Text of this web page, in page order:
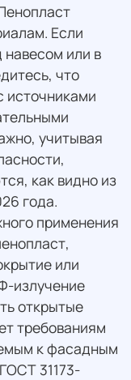
Если
или в
что
источниками
учитывая
как видно из
года.
применения
или
излучение
открытые
требованиям
к фасадным
31173-